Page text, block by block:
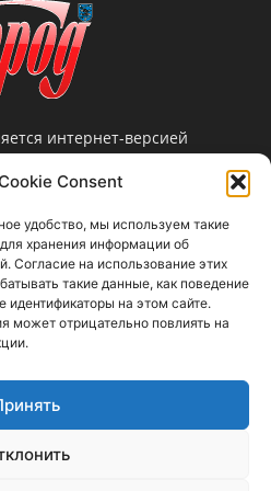
Consent
удобство, мы используем такие
хранения информации об
Согласие на использование этих
такие данные, как поведение
идентификаторы на этом сайте.
может отрицательно повлиять на
интернет-версией
газеты «Город».
ответственности за
и не предоставляет
информации.
gorod@gorod.ee